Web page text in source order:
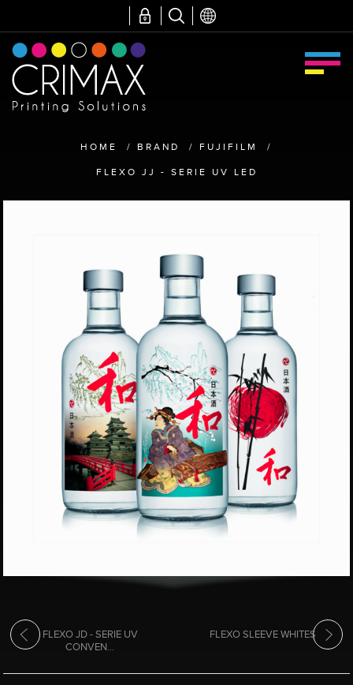
HOME / BRAND / FUJIFILM /
FLEXO JJ - SERIE UV LED
FLEXO JD - SERIE UV
CONVEN...
FLEXO SLEEVE WHITES